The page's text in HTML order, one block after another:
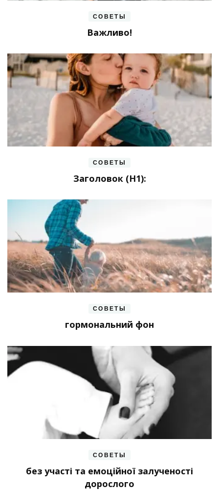
СОВЕТЫ
Важливо!
СОВЕТЫ
Заголовок (H1):
СОВЕТЫ
гормональний фон
СОВЕТЫ
без участі та емоційної залученості
дорослого